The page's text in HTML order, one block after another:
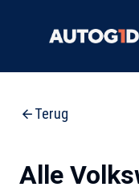
Terug
Alle